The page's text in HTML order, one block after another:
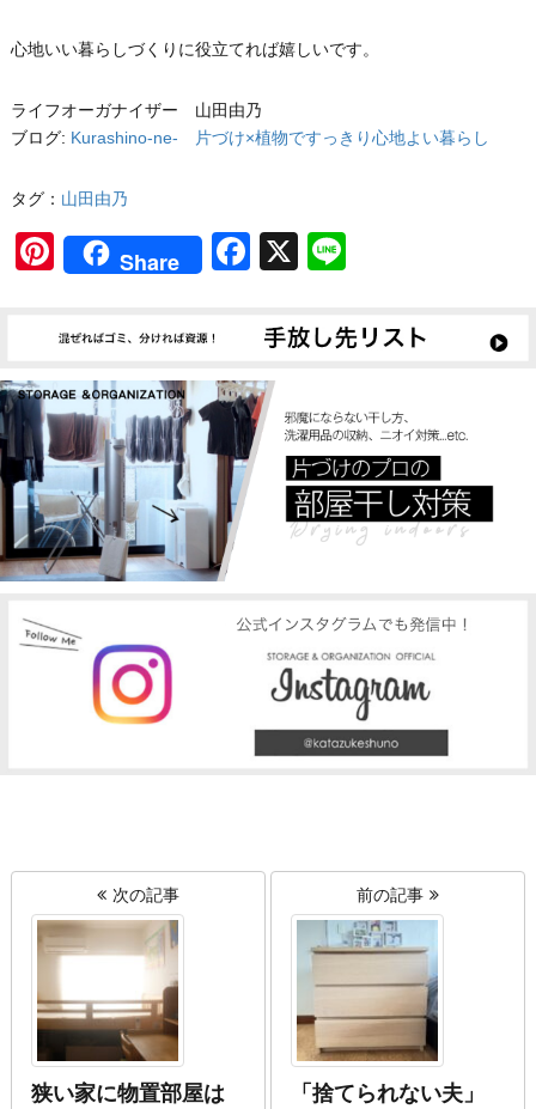
心地いい暮らしづくりに役立てれば嬉しいです。
ライフオーガナイザー 山田由乃
ブログ: Kurashino-ne- 片づけ×植物ですっきり心地よい暮らし
タグ： 山田由乃
Pinterest
Share Facebook
X
次の記事
狭い家に物置部屋は
前の記事
「捨てられない夫」